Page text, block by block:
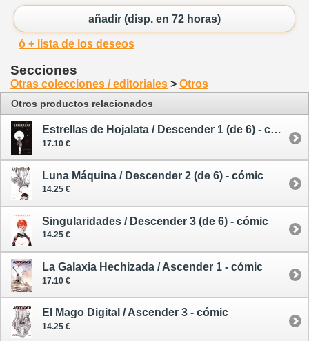
añadir (disp. en 72 horas)
ó + lista de los deseos
Secciones
Otras colecciones / editoriales > Otros
Otros productos relacionados
Estrellas de Hojalata / Descender 1 (de 6) - cómic
17.10 €
Luna Máquina / Descender 2 (de 6) - cómic
14.25 €
Singularidades / Descender 3 (de 6) - cómic
14.25 €
La Galaxia Hechizada / Ascender 1 - cómic
17.10 €
El Mago Digital / Ascender 3 - cómic
14.25 €